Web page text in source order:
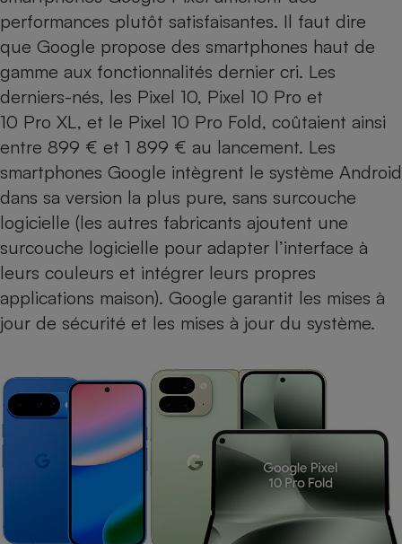
performances plutôt satisfaisantes. Il faut dire
que Google propose des smartphones haut de
gamme aux fonctionnalités dernier cri. Les
derniers-nés, les Pixel 10, Pixel 10 Pro et
10 Pro XL, et le Pixel 10 Pro Fold, coûtaient ainsi
entre 899 € et 1 899 € au lancement. Les
smartphones Google intègrent le système Android
dans sa version la plus pure, sans surcouche
logicielle (les autres fabricants ajoutent une
surcouche logicielle pour adapter l’interface à
leurs couleurs et intégrer leurs propres
applications maison). Google garantit les mises à
jour de sécurité et les mises à jour du système.